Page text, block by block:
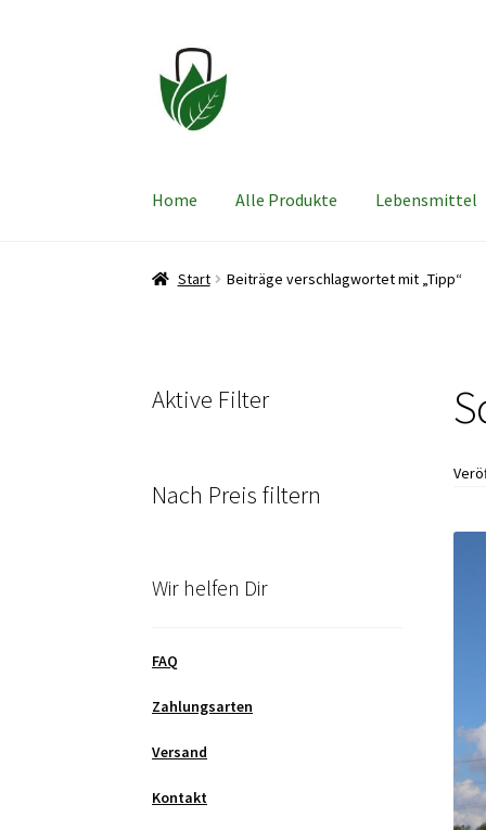
Zur
Navigation
springen
Zum
Inhalt
springen
Home Alle Produkte Lebensmittel
Start Beiträge verschlagwortet mit „Tipp“
Aktive Filter
Nach Preis filtern
Wir helfen Dir
FAQ
Zahlungsarten
Versand
Kontakt